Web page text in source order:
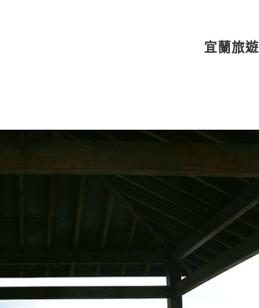
宜蘭旅遊